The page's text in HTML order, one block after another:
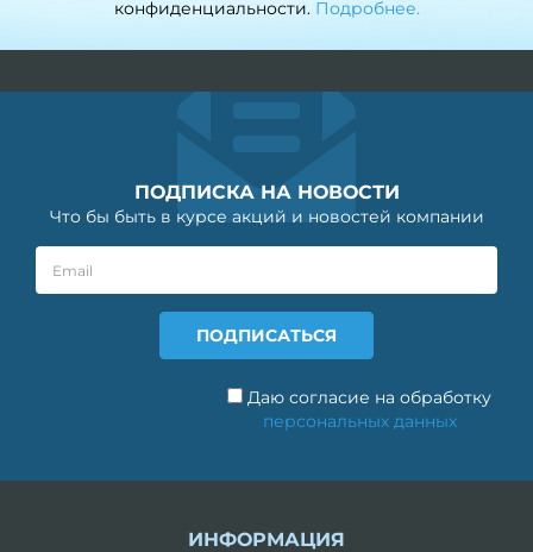
конфиденциальности. Подробнее.
ПОДПИСКА НА НОВОСТИ
Что бы быть в курсе акций и новостей компании
Даю согласие на обработку
персональных данных
ИНФОРМАЦИЯ